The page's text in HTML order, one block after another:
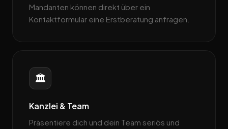
Mandanten können direkt über ein
Kontaktformular eine Erstberatung anfragen.
🏛️
Kanzlei & Team
Präsentiere dich und dein Team seriös und